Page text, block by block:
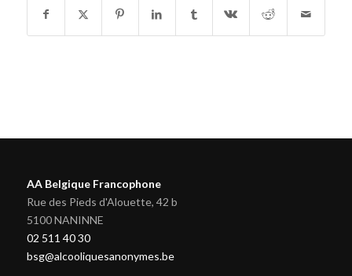
AA Belgique Francophone
Rue des Pieds d'Alouette, 42 b
5100 NANINNE
02 511 40 30
bsg@alcooliquesanonymes.be